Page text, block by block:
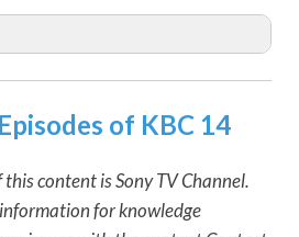
of KBC 14
this content is Sony TV Channel.
for knowledge